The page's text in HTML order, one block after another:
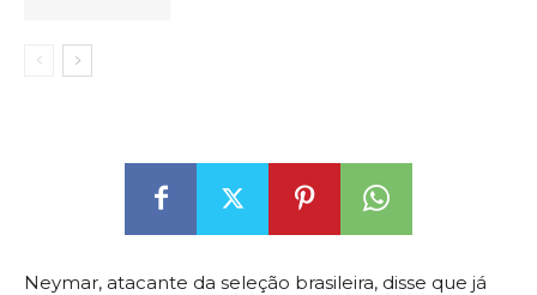
Neymar, atacante da seleção brasileira, disse que já